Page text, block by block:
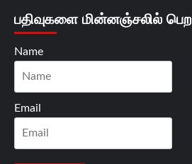
பதிவுகளை மின்னஞ்சலில் பெற
Name
Email